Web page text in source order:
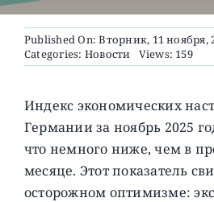
О ПРОЕКТЕ
Published On: Вторник, 11 ноября,
Categories: Новости Views: 159
Индекс экономических
Германии за ноябрь 2025
что немного ниже, чем в
месяце. Этот показатель
осторожном оптимизме: